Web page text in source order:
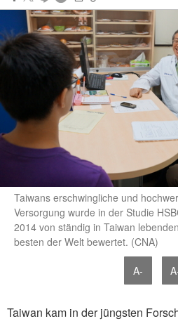
Taiwans erschwingliche und
Versorgung wurde in der Studie
2014 von ständig in Taiwan
besten der Welt bewertet. (CNA)
A-
Taiwan kam in der jüngsten